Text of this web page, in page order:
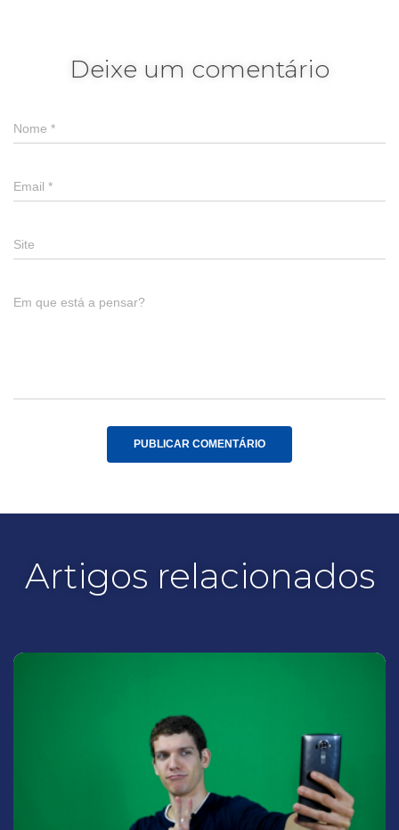
Deixe um comentário
Nome *
Email *
Site
Em que está a pensar?
Artigos relacionados